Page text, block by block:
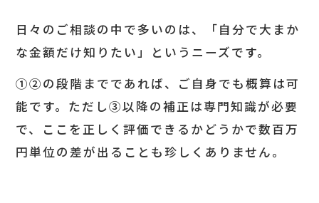
日々のご相談の中で多いのは、「自分で大まか
な金額だけ知りたい」というニーズです。
①②の段階までであれば、ご自身でも概算は可
能です。ただし③以降の補正は専門知識が必要
で、ここを正しく評価できるかどうかで数百万
円単位の差が出ることも珍しくありません。